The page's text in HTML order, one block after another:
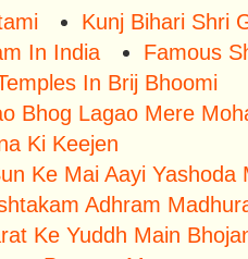
Kunj Bihari Shri
In India
Famous
In Brij Bhoomi
Bhog Lagao Mere
Ki Keejen
Ke Mai Aayi Yashoda
Adhram
Ke Yuddh Main